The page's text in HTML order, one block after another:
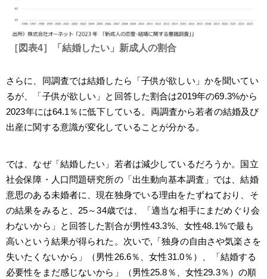
［図表4］「結婚したい」新成人の割合
さらに、同調査では結婚したら「子供が欲しい」かを聞いてい
るが、「子供が欲しい」と回答した割合は2019年の69.3%から
2023年には64.1％に低下している。両調査から若者の結婚及び
出産に関する意識が変化していることが分かる。
では、なぜ「結婚したい」若者は減少しているだろうか。国立
社会保障・人口問題研究所の「出生動向基本調査」では、結婚
意思のある未婚者に、現在独身でいる理由をたずねており、そ
の結果をみると、25～34歳では、「適当な相手にまだめぐり会
わないから」と回答した割合が男性43.3%、女性48.1%で最も
高いという結果が得られた。次いで,「独身の自由さや気楽さを
失いたくないから」（男性26.6％、女性31.0％）、「結婚する
必要性をまだ感じないから」（男性25.8％、女性29.3％）の順